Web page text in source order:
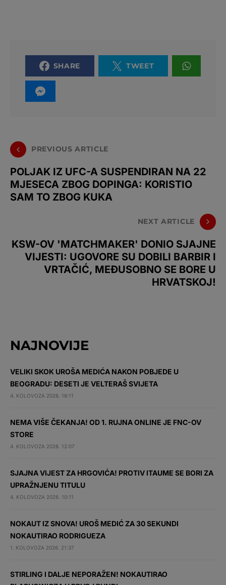
SHARE TWEET
PREVIOUS ARTICLE
POLJAK IZ UFC-A SUSPENDIRAN NA 22
MJESECA ZBOG DOPINGA: KORISTIO
SAM TO ZBOG KUKA
NEXT ARTICLE
KSW-OV 'MATCHMAKER' DONIO SJAJNE
VIJESTI: UGOVORE SU DOBILI BARBIR I
VRTAČIĆ, MEĐUSOBNO SE BORE U
HRVATSKOJ!
NAJNOVIJE
VELIKI SKOK UROŠA MEDIĆA NAKON POBJEDE U
BEOGRADU: DESETI JE VELTERAŠ SVIJETA
4. KOLOVOZA 2026. 16:11
NEMA VIŠE ČEKANJA! OD 1. RUJNA ONLINE JE FNC-OV
STORE
4. KOLOVOZA 2026. 12:07
SJAJNA VIJEST ZA HRGOVIĆA! PROTIV ITAUME SE BORI ZA
UPRAŽNJENU TITULU
4. KOLOVOZA 2026. 10:11
NOKAUT IZ SNOVA! UROŠ MEDIĆ ZA 30 SEKUNDI
NOKAUTIRAO RODRIGUEZA
1. KOLOVOZA 2026. 21:37
STIRLING I DALJE NEPORAŽEN! NOKAUTIRAO